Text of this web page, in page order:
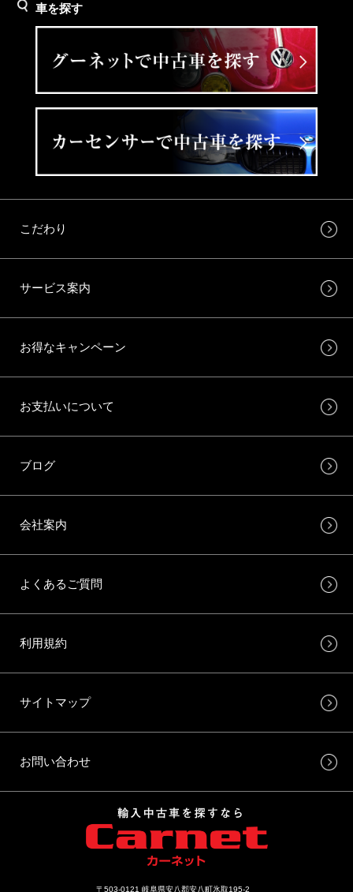
車を探す
こだわり
サービス案内
お得なキャンペーン
お支払いについて
ブログ
会社案内
よくあるご質問
利用規約
サイトマップ
お問い合わせ
〒503-0121 岐阜県安八郡安八町氷取195-2